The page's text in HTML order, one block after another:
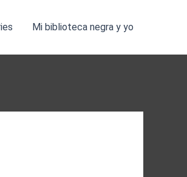
Mi biblioteca negra y yo